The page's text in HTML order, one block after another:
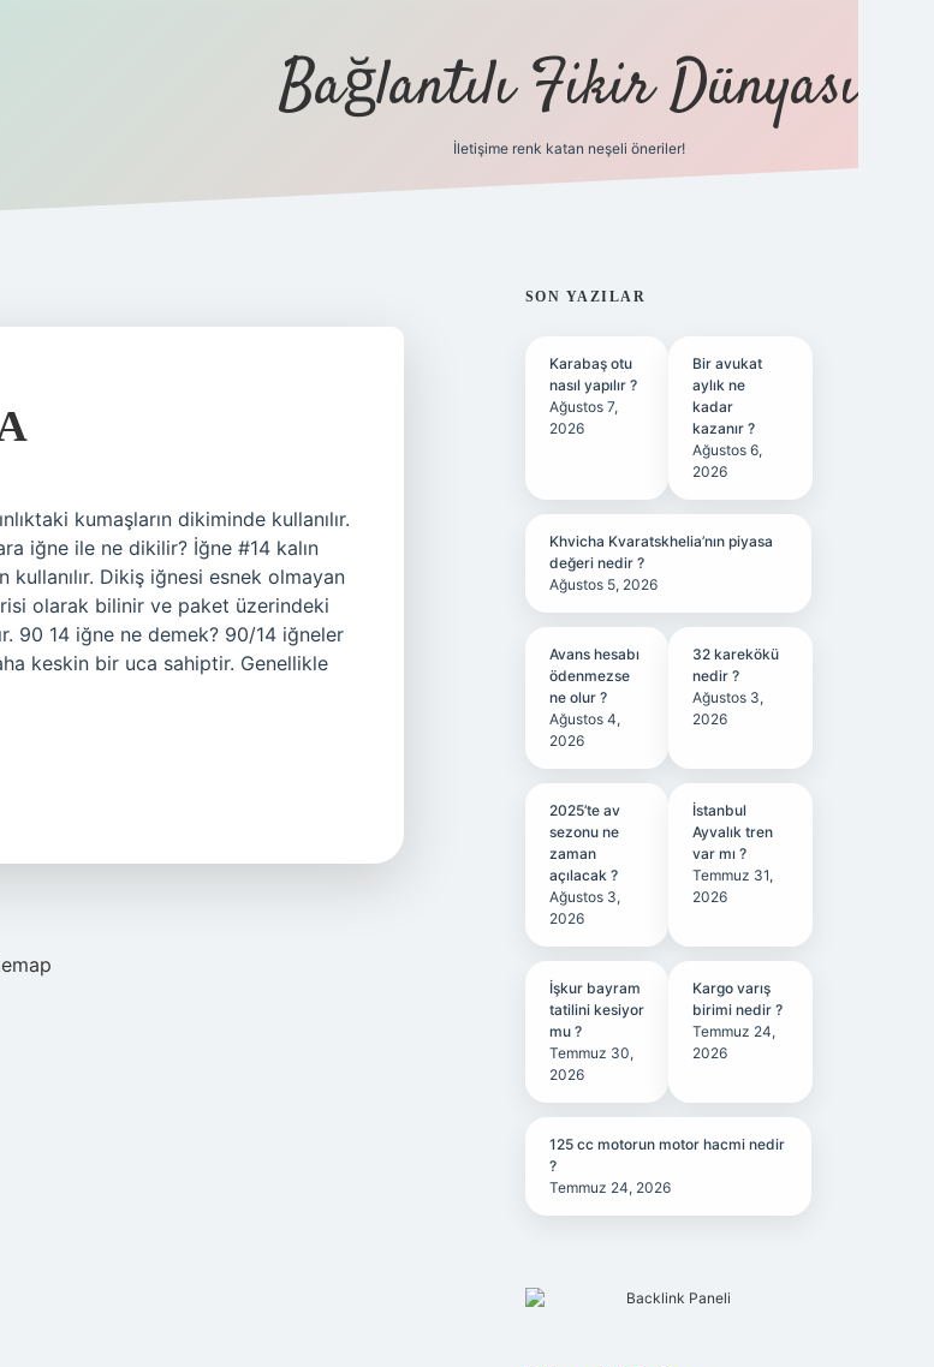
Bağlantılı Fikir Dünyası
İletişime renk katan neşeli öneriler!
kumaşların dikiminde kullanılır.
iğne ile ne dikilir? İğne #14 kalın
Dikiş iğnesi esnek olmayan
olarak bilinir ve paket üzerindeki
90 14 iğne ne demek? 90/14 iğneler
keskin bir uca sahiptir. Genellikle
SIDEBAR
SON YAZILAR
Karabaş otu
nasıl yapılır ?
Ağustos 7,
2026
Bir avukat
aylık ne
kadar
kazanır ?
Ağustos 6,
2026
Khvicha Kvaratskhelia’nın piyasa
değeri nedir ?
Ağustos 5, 2026
Avans hesabı
ödenmezse
ne olur ?
Ağustos 4,
2026
32 karekökü
nedir ?
Ağustos 3,
2026
2025’te av
sezonu ne
zaman
açılacak ?
Ağustos 3,
2026
İstanbul
Ayvalık tren
var mı ?
Temmuz 31,
2026
İşkur bayram
tatilini kesiyor
mu ?
Temmuz 30,
2026
Kargo varış
birimi nedir ?
Temmuz 24,
2026
125 cc motorun motor hacmi nedir
?
Temmuz 24, 2026